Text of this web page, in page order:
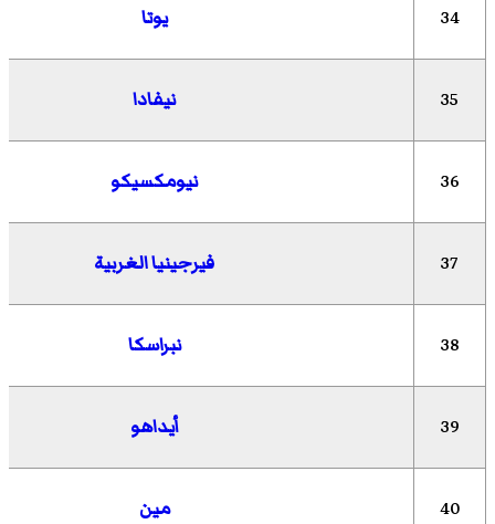
34 يوتا
35 نيفادا
36 نيومكسيكو
37 فيرجينيا الغربية
38 نبراسكا
39 أيداهو
40 مين